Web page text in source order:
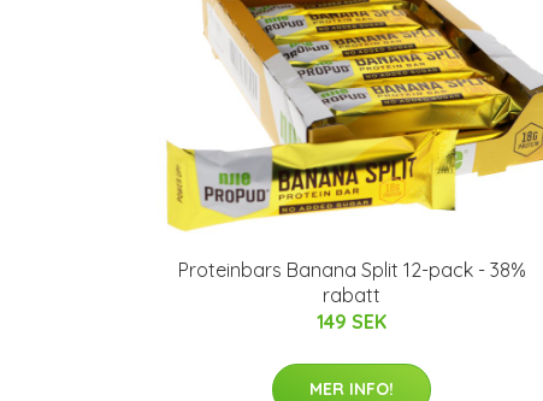
Proteinbars Banana Split 12-pack - 38%
rabatt
149 SEK
MER INFO!